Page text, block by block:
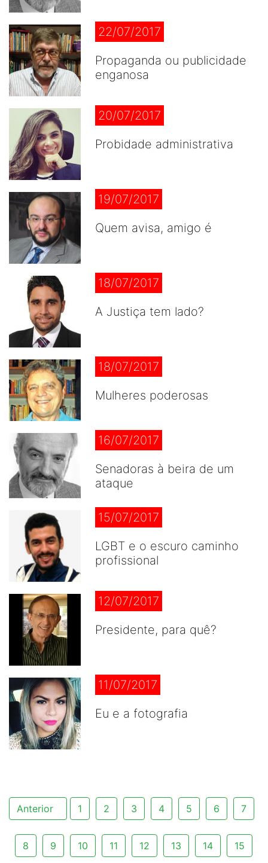
22/07/2017
Propaganda ou publicidade
enganosa
20/07/2017
Probidade administrativa
19/07/2017
Quem avisa, amigo é
18/07/2017
A Justiça tem lado?
18/07/2017
Mulheres poderosas
16/07/2017
Senadoras à beira de um
ataque
15/07/2017
LGBT e o escuro caminho
profissional
12/07/2017
Presidente, para quê?
11/07/2017
Eu e a fotografia
Anterior 1 2 3 4 5 6 7
8 9 10 11 12 13 14 15